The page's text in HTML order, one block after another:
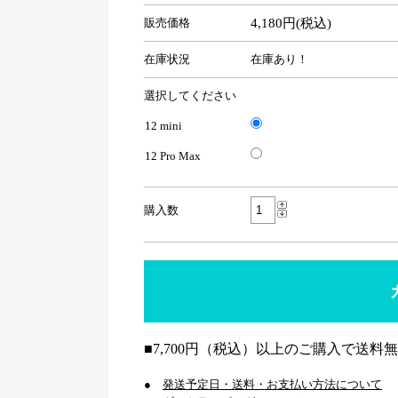
販売価格 4,180円(税込)
在庫状況 在庫あり！
選択してください
12 mini
12 Pro Max
購入数
■7,700円（税込）以上のご購入で送料
● 発送予定日・送料・お支払い方法について